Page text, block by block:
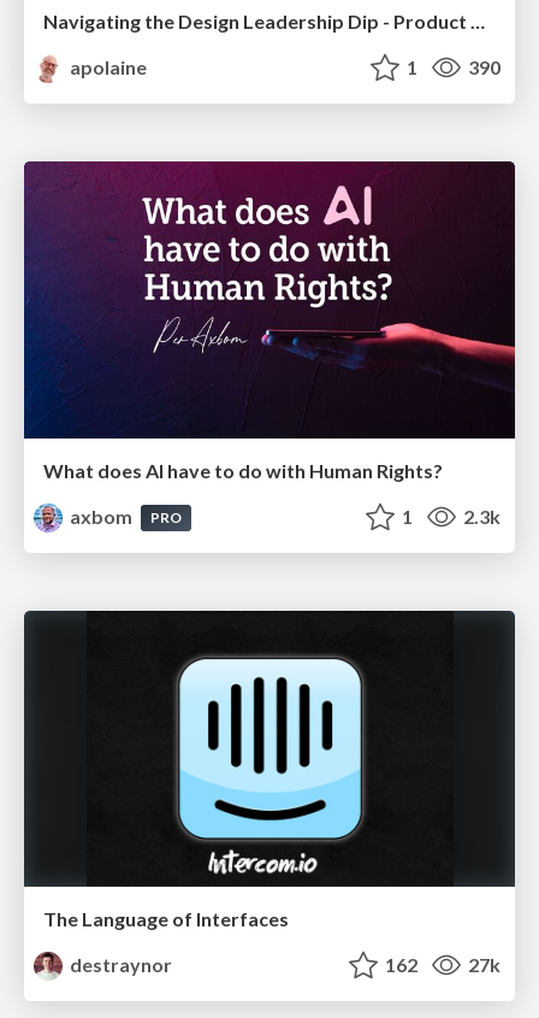
Navigating the Design Leadership Dip - Product Design Week Design Leaders+ Conference 2024
apolaine
1 390
What does AI have to do with Human Rights?
axbom
PRO 1 2.3k
The Language of Interfaces
destraynor
162 27k